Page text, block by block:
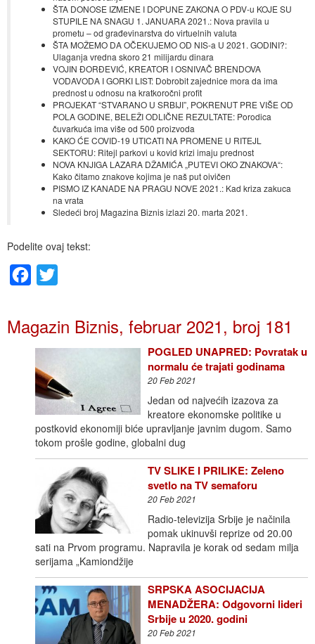
ŠTA DONOSE IZMENE I DOPUNE ZAKONA O PDV-u KOJE SU
STUPILE NA SNAGU 1. JANUARA 2021.: Nova pravila u
prometu – od građevinarstva do virtuelnih valuta
ŠTA MOŽEMO DA OČEKUJEMO OD NIS-a U 2021. GODINI?:
Ulaganja vredna skoro 21 milijardu dinara
VOJIN ĐORĐEVIĆ, KREATOR I OSNIVAČ BRENDOVA
VODAVODA I GORKI LIST: Dobrobit zajednice mora da ima
prednost u odnosu na kratkoročni profit
PROJEKAT “STVARANO U SRBIJI”, POKRENUT PRE VIŠE OD
POLA GODINE, BELEŽI ODLIČNE REZULTATE: Porodica
čuvarkuća ima više od 500 proizvoda
KAKO ĆE COVID-19 UTICATI NA PROMENE U RITEJL
SEKTORU: Ritejl parkovi u kovid krizi imaju prednost
NOVA KNJIGA LAZARA DŽAMIĆA „PUTEVI OKO ZNAKOVA“:
Kako čitamo znakove kojima je naš put oivičen
PISMO IZ KANADE NA PRAGU NOVE 2021.: Kad kriza zakuca
na vrata
Sledeći broj Magazina Biznis izlazi 20. marta 2021.
Podelite ovaj tekst:
Facebook
Magazin Biznis, februar 2021, broj 181
POGLED UNAPRED: Povratak u
normalu će trajati godinama
20 Feb 2021
Jedan od najvećih izazova za
kreatore ekonomske politike u
postkovid ekonomiji biće upravljanje javnim dugom. Samo
tokom prošle godine, globalni dug
TV SLIKE I PRILIKE: Zeleno
svetlo na TV semaforu
20 Feb 2021
Radio-televizija Srbije je načinila
pomak ukinuvši reprize od 20.00
sati na Prvom programu. Napravila je korak od sedam milja
serijama „Kamiondžije
SRPSKA ASOCIJACIJA
MENADŽERA: Odgovorni lideri
Srbije u 2020. godini
20 Feb 2021